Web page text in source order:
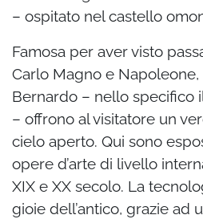
– ospitato nel castello
Famosa per aver visto
Carlo Magno e Napoleone,
Bernardo – nello specifico
– offrono al visitatore un
cielo aperto. Qui sono
opere d’arte di livello
XIX e XX secolo. La
gioie dell’antico, grazie ad